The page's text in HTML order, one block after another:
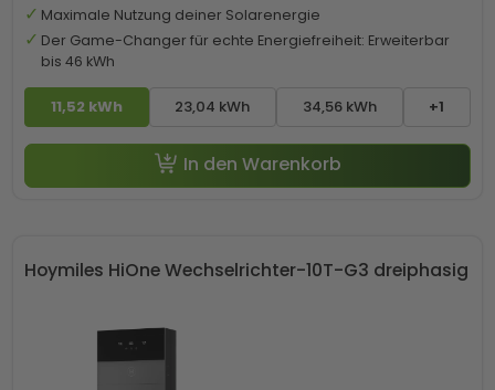
11,52 kWh 23,04 kWh 34,56 kWh +1
Maximale Nutzung deiner Solarenergie
Der Game-Changer für echte Energiefreiheit: Erweiterbar
bis 46 kWh
In den Warenkorb
Hoymiles HiOne Wechselrichter-10T-G3 dreiphasig